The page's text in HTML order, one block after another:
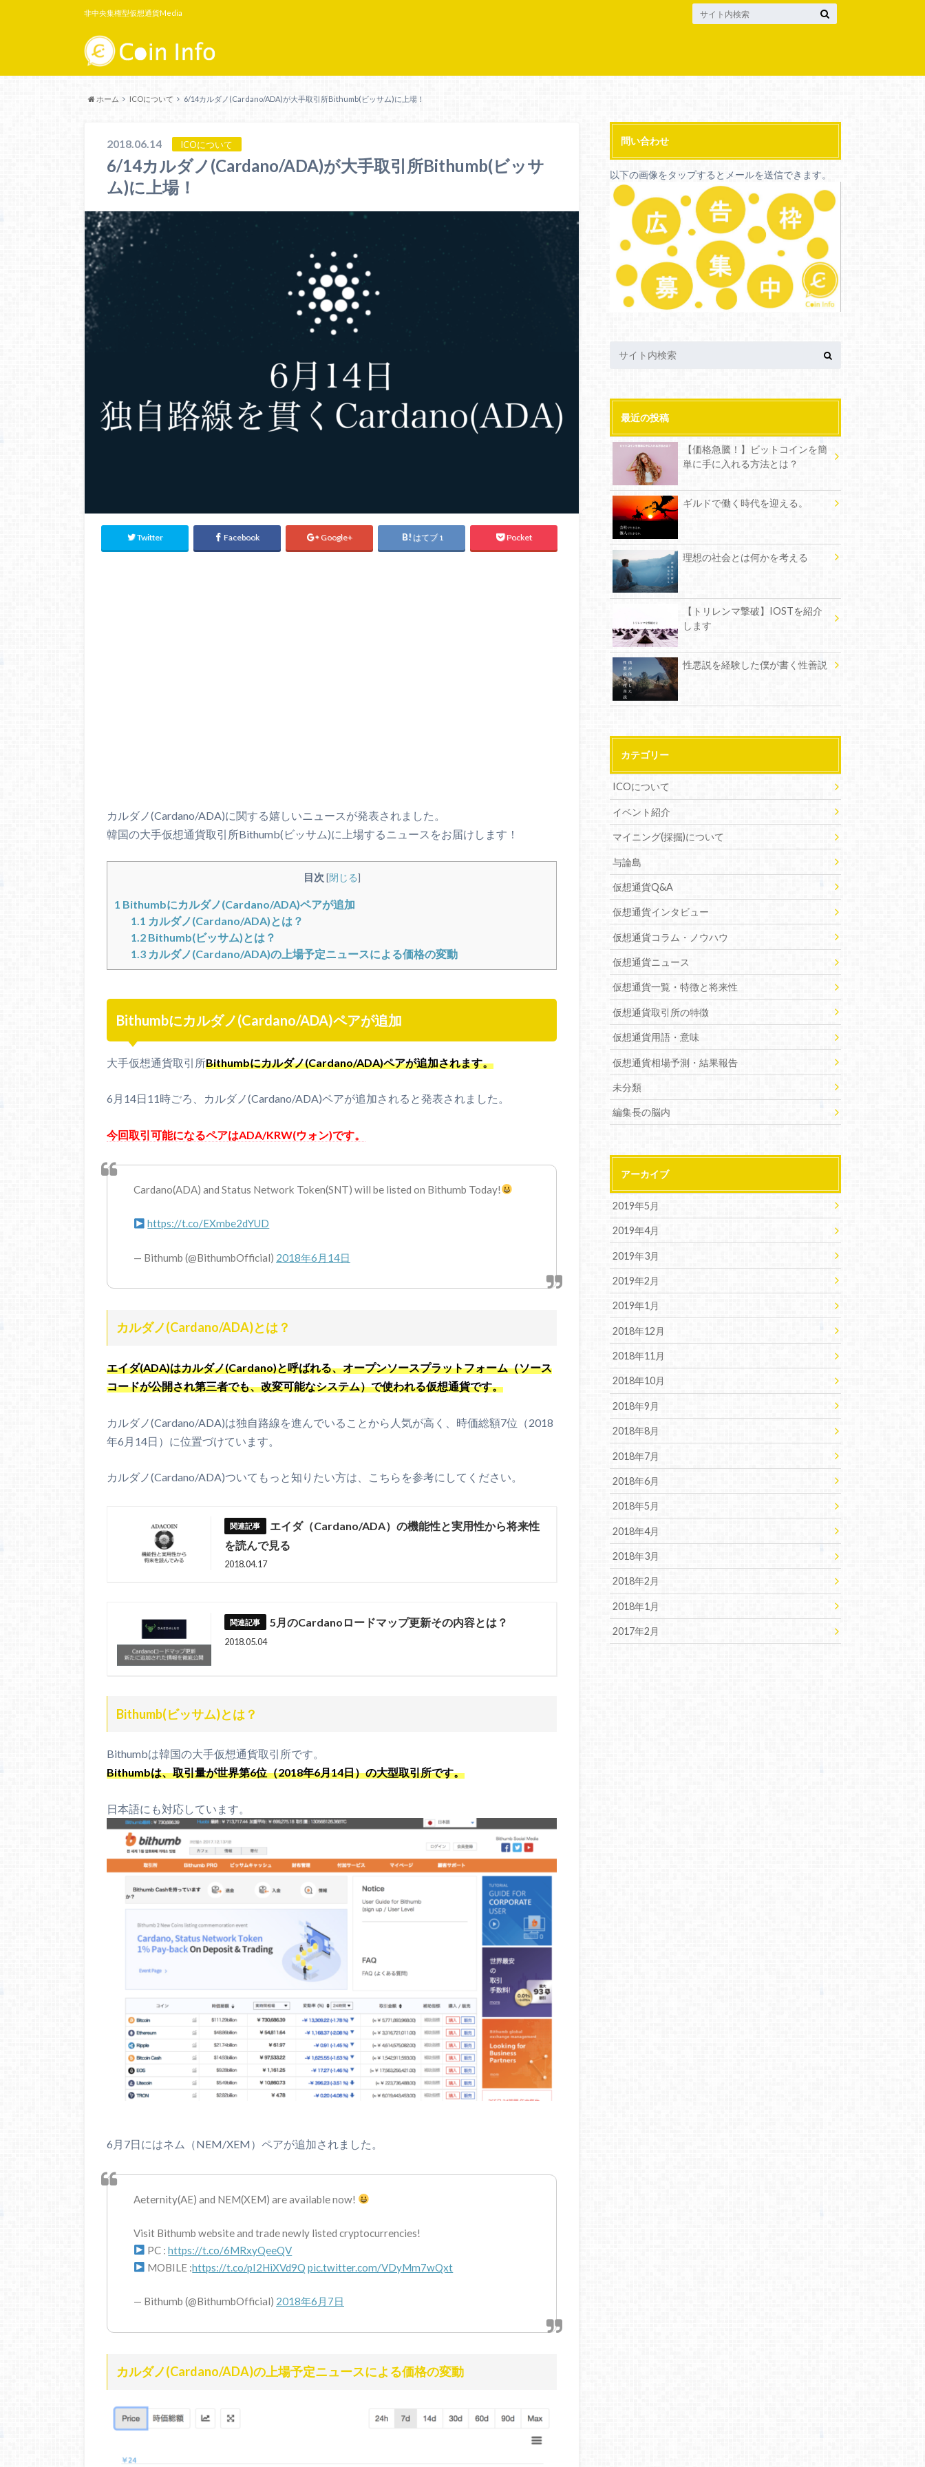
非中央集権型仮想通貨Media
ホーム ICOについて 6/14カルダノ(Cardano/ADA)が大手取引所Bithumb(ビッサム)に上場！
2018.06.14 ICOについて
6/14カルダノ(Cardano/ADA)が大手取引所Bithumb(ビッサ
ム)に上場！
Twitter Facebook Google+ はてブ 1 Pocket
カルダノ(Cardano/ADA)に関する嬉しいニュースが発表されました。
韓国の大手仮想通貨取引所Bithumb(ビッサム)に上場するニュースをお届けします！
目次 [閉じる]
1 Bithumbにカルダノ(Cardano/ADA)ペアが追加
1.1 カルダノ(Cardano/ADA)とは？
1.2 Bithumb(ビッサム)とは？
1.3 カルダノ(Cardano/ADA)の上場予定ニュースによる価格の変動
Bithumbにカルダノ(Cardano/ADA)ペアが追加
大手仮想通貨取引所Bithumbにカルダノ(Cardano/ADA)ペアが追加されます。
6月14日11時ごろ、カルダノ(Cardano/ADA)ペアが追加されると発表されました。
今回取引可能になるペアはADA/KRW(ウォン)です。
Cardano(ADA) and Status Network Token(SNT) will be listed on Bithumb Today!
https://t.co/EXmbe2dYUD
— Bithumb (@BithumbOfficial) 2018年6月14日
カルダノ(Cardano/ADA)とは？
エイダ(ADA)はカルダノ(Cardano)と呼ばれる、オープンソースプラットフォーム（ソース
コードが公開され第三者でも、改変可能なシステム）で使われる仮想通貨です。
カルダノ(Cardano/ADA)は独自路線を進んでいることから人気が高く、時価総額7位（2018
年6月14日）に位置づけています。
カルダノ(Cardano/ADA)ついてもっと知りたい方は、こちらを参考にしてください。
エイダ（Cardano/ADA）の機能性と実用性から将来性
を読んで見る
2018.04.17
5月のCardanoロードマップ更新その内容とは？
2018.05.04
Bithumb(ビッサム)とは？
Bithumbは韓国の大手仮想通貨取引所です。
Bithumbは、取引量が世界第6位（2018年6月14日）の大型取引所です。
日本語にも対応しています。
6月7日にはネム（NEM/XEM）ペアが追加されました。
Aeternity(AE) and NEM(XEM) are available now!
Visit Bithumb website and trade newly listed cryptocurrencies!
PC :https://t.co/6MRxyQeeQV
MOBILE :https://t.co/pI2HiXVd9Q pic.twitter.com/VDyMm7wQxt
— Bithumb (@BithumbOfficial) 2018年6月7日
カルダノ(Cardano/ADA)の上場予定ニュースによる価格の変動
問い合わせ
以下の画像をタップするとメールを送信できます。
最近の投稿
【価格急騰！】ビットコインを簡
単に手に入れる方法とは？
ギルドで働く時代を迎える。
理想の社会とは何かを考える
【トリレンマ撃破】IOSTを紹介
します
性悪説を経験した僕が書く性善説
カテゴリー
ICOについて
イベント紹介
マイニング(採掘)について
与論島
仮想通貨Q&A
仮想通貨インタビュー
仮想通貨コラム・ノウハウ
仮想通貨ニュース
仮想通貨一覧・特徴と将来性
仮想通貨取引所の特徴
仮想通貨用語・意味
仮想通貨相場予測・結果報告
未分類
編集長の脳内
アーカイブ
2019年5月
2019年4月
2019年3月
2019年2月
2019年1月
2018年12月
2018年11月
2018年10月
2018年9月
2018年8月
2018年7月
2018年6月
2018年5月
2018年4月
2018年3月
2018年2月
2018年1月
2017年2月